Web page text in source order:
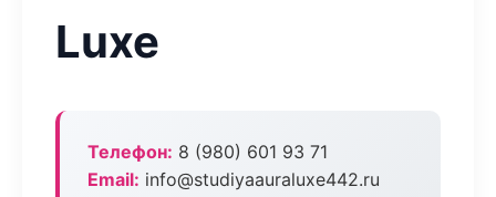
Luxe
Телефон: 8 (980) 601 93 71
Email: info@studiyaauraluxe442.ru